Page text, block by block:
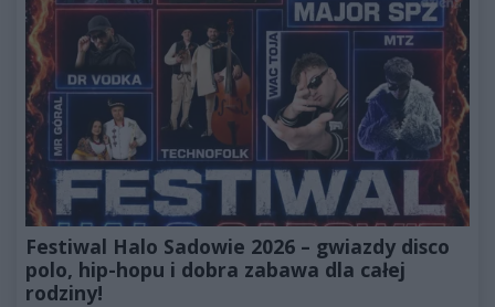
Festiwal Halo Sadowie 2026 – gwiazdy disco
polo, hip-hopu i dobra zabawa dla całej
rodziny!